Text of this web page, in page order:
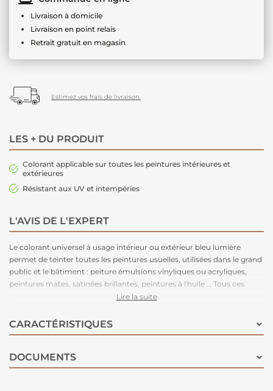
Livraison à domicile
Livraison en point relais
Retrait gratuit en magasin
Estimez vos frais de livraison.
LES + DU PRODUIT
Colorant applicable sur toutes les peintures intérieures et
extérieures
Résistant aux UV et intempéries
L'AVIS DE L'EXPERT
Le colorant universel à usage intérieur ou extérieur bleu lumière
permet de teinter toutes les peintures usuelles, utilisées dans le grand
public et le bâtiment : peiture émulsions vinyliques ou acryliques,
peintures mates, satinées brillantes, peintures à l'huile … Tous ces
colorants sont solides à la lumière et aux intempéries. Seules les
l'extérieur lorsqu'elles sont utilisées dans les teintes pastel.
Lire la suite
CARACTÉRISTIQUES
DOCUMENTS